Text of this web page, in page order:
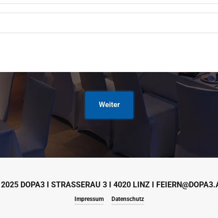
Weiter
DOPA3 I STRASSERAU 3 I 4020 LINZ I
Impressum Datenschutz